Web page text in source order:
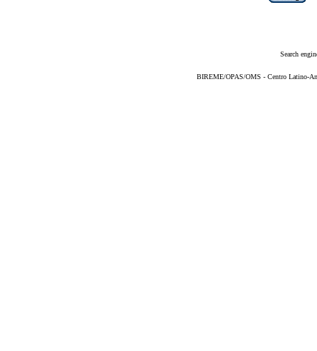
Search
BIREME/OPAS/OMS - Centro Latino-